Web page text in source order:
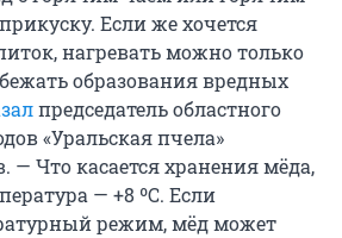
Если же хочется
нагревать можно только
образования вредных
председатель областного
«Уральская пчела»
— Что касается хранения мёда,
— +8 ºС. Если
режим, мёд может